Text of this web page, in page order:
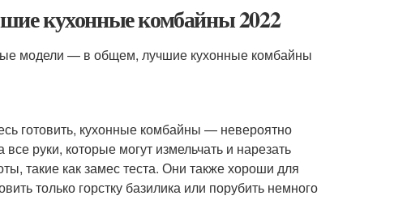
кухонные комбайны 2022
модели — в общем, лучшие кухонные комбайны
готовить, кухонные комбайны — невероятно
руки, которые могут измельчать и нарезать
такие как замес теста. Они также хороши для
только горстку базилика или порубить немного